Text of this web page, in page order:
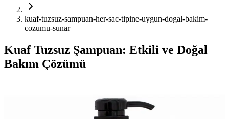
kuaf-tuzsuz-sampuan-her-sac-tipine-uygun-dogal-bakim-
cozumu-sunar
Kuaf Tuzsuz Şampuan: Etkili ve Doğal
Bakım Çözümü